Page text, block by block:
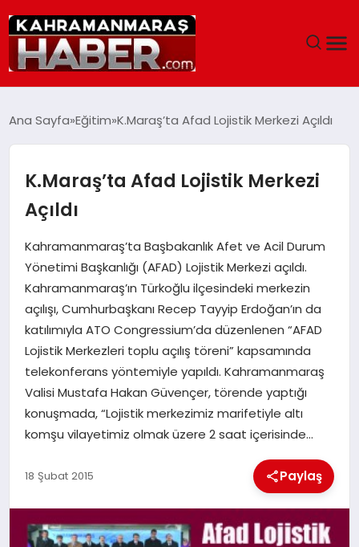
SIYASET
EĞITIM
SAĞLIK
GENEL
SPOR
İLÇE HABERLERI
DÜNYA
İLETIŞIM
YAZARLAR
Ana Sayfa Eğitim K.Maraş’ta Afad Lojistik Merkezi Açıldı
K.Maraş’ta Afad Lojistik Merkezi
Açıldı
Kahramanmaraş’ta Başbakanlık Afet ve Acil Durum
Yönetimi Başkanlığı (AFAD) Lojistik Merkezi açıldı.
Kahramanmaraş’ın Türkoğlu ilçesindeki merkezin
açılışı, Cumhurbaşkanı Recep Tayyip Erdoğan’ın da
katılımıyla ATO Congressium’da düzenlenen “AFAD
Lojistik Merkezleri toplu açılış töreni” kapsamında
telekonferans yöntemiyle yapıldı. Kahramanmaraş
Valisi Mustafa Hakan Güvençer, törende yaptığı
konuşmada, “Lojistik merkezimiz marifetiyle altı
komşu vilayetimiz olmak üzere 2 saat içerisinde…
18 Şubat 2015 Paylaş